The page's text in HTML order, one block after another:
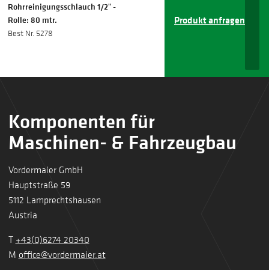
Rohrreinigungsschlauch 1/2" -
Rolle: 80 mtr.
Best Nr. 5278
Produkt anfragen
Komponenten für
Maschinen- & Fahrzeugbau
Vordermaier GmbH
Hauptstraße 59
5112 Lamprechtshausen
Austria
T +43(0)6274 20340
M office@vordermaier.at